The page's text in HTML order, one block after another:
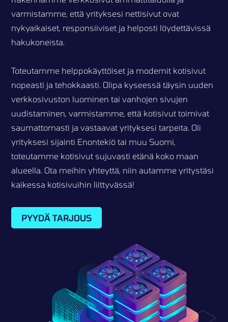
varmistamme, että yrityksesi nettisivut ovat
nykyaikaiset, responsiiviset ja helposti löydettävissä
hakukoneista.
Toteutamme helppokäyttöiset ja modernit kotisivut
nopeasti ja tehokkaasti. Olipa kyseessä täysin uuden
verkkosivuston luominen tai vanhojen sivujen
uudistaminen, varmistamme, että kotisivut toimivat
saumattomasti ja vastaavat yrityksesi tarpeita. Oli
yrityksesi sijainti Enontekiö tai muu Suomi,
toteutamme kotisivut sujuvasti etänä koko maan
alueella. Ota meihin yhteyttä, niin autamme yritystäsi
kaikessa kotisivuihin liittyvässä!
PYYDÄ TARJOUS